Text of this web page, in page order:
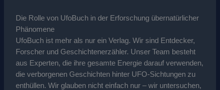
Die Rolle von UfoBuch in der Erforschung übernatürlicher
Phänomene
UfoBuch ist mehr als nur ein Verlag. Wir sind Entdecker,
Forscher und Geschichtenerzähler. Unser Team besteht
aus Experten, die ihre gesamte Energie darauf verwenden,
die verborgenen Geschichten hinter UFO-Sichtungen zu
enthüllen. Wir glauben nicht einfach nur – wir untersuchen,